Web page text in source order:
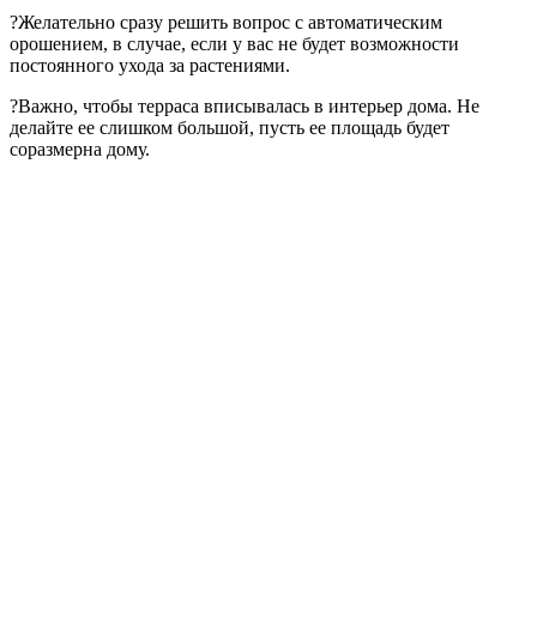
?Желательно сразу решить вопрос с автоматическим
орошением, в случае, если у вас не будет возможности
постоянного ухода за растениями.
?Важно, чтобы терраса вписывалась в интерьер дома. Не
делайте ее слишком большой, пусть ее площадь будет
соразмерна дому.